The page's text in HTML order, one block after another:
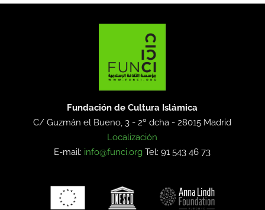
Fundación de Cultura Islámica
C/ Guzmán el Bueno, 3 - 2º dcha -28015 Madrid
Localización
E-mail: info@funci.org Tel: 91 543 46 73